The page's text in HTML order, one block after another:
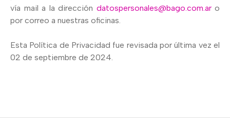
vía mail a la dirección datospersonales@bago.com.aro
por correo a nuestras oficinas.
Esta Política de Privacidad fue revisada por última vez el
02 de septiembre de 2024.